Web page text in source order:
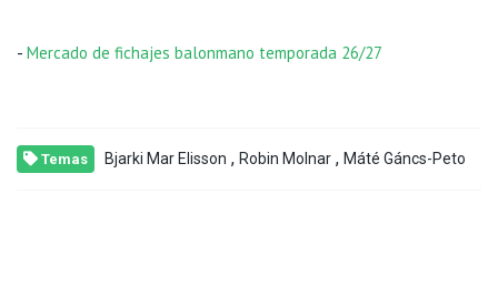
- Mercado de fichajes balonmano temporada 26/27
Temas Bjarki Mar Elisson , Robin Molnar , Máté Gáncs-Peto